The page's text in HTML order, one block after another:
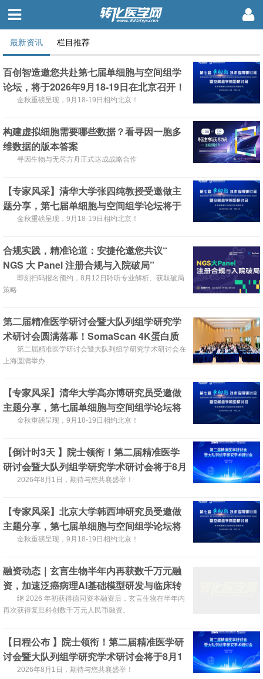
最新资讯 栏目推荐
百创智造邀您共赴第七届单细胞与空间组学
论坛，将于2026年9月18-19日在北京召开！
金秋重磅呈现，9月18-19日相约北京！
构建虚拟细胞需要哪些数据？看寻因一胞多
维数据的版本答案
寻因生物与无尽方舟正式达成战略合作
【专家风采】清华大学张四纯教授受邀做主
题分享，第七届单细胞与空间组学论坛将于
2026年9月18-19日在北京召开！
金秋重磅呈现，9月18-19日相约北京！
合规实践，精准论道：安捷伦邀您共议“
NGS 大 Panel 注册合规与入院破局”
即刻扫码报名预约，8月12日聆听专业解析、获取破局
策略
第二届精准医学研讨会暨大队列组学研究学
术研讨会圆满落幕！SomaScan 4K蛋白质
组重磅国内首发！
第二届精准医学研讨会暨大队列组学研究学术研讨会在
上海圆满举办
【专家风采】清华大学高亦博研究员受邀做
主题分享，第七届单细胞与空间组学论坛将
于2026年9月18-19日在北京召开！
金秋重磅呈现，9月18-19日相约北京！
【倒计时3天 】院士领衔！第二届精准医学
研讨会暨大队列组学研究学术研讨会将于8月
1日上海召开，诚邀您的参与！
2026年8月1日，期待与您共襄盛举！
【专家风采】北京大学韩西坤研究员受邀做
主题分享，第七届单细胞与空间组学论坛将
于2026年9月18-19日在北京召开！
金秋重磅呈现，9月18-19日相约北京！
融资动态｜玄言生物半年内再获数千万元融
资，加速泛癌病理AI基础模型研发与临床转
继 2026 年初获得德同资本融资后，玄言生物在半年内
再次获得复旦科创数千万元人民币融资。
【日程公布 】院士领衔！第二届精准医学研
讨会暨大队列组学研究学术研讨会将于8月1
日上海召开，诚邀您的参与！
2026年8月1日，期待与您共襄盛举！